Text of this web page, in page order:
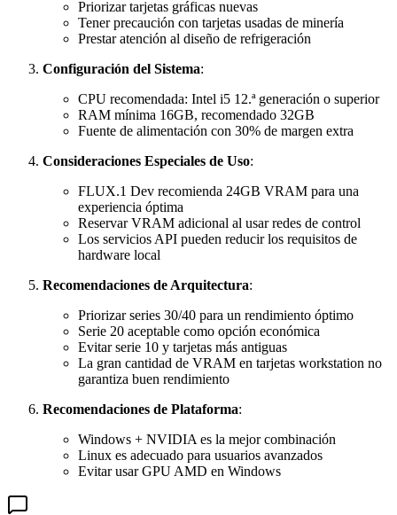
Priorizar tarjetas gráficas nuevas
Tener precaución con tarjetas usadas de minería
Prestar atención al diseño de refrigeración
Configuración del Sistema:
CPU recomendada: Intel i5 12.ª generación o superior
RAM mínima 16GB, recomendado 32GB
Fuente de alimentación con 30% de margen extra
Consideraciones Especiales de Uso:
FLUX.1 Dev recomienda 24GB VRAM para una
experiencia óptima
Reservar VRAM adicional al usar redes de control
Los servicios API pueden reducir los requisitos de
hardware local
Recomendaciones de Arquitectura:
Priorizar series 30/40 para un rendimiento óptimo
Serie 20 aceptable como opción económica
Evitar serie 10 y tarjetas más antiguas
La gran cantidad de VRAM en tarjetas workstation no
garantiza buen rendimiento
Recomendaciones de Plataforma:
Windows + NVIDIA es la mejor combinación
Linux es adecuado para usuarios avanzados
Evitar usar GPU AMD en Windows